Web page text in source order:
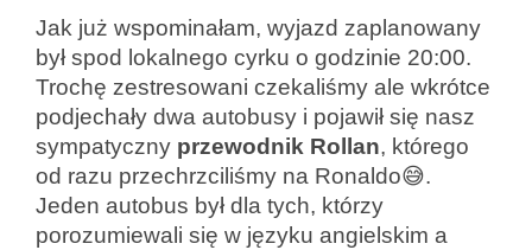
Jak już wspominałam, wyjazd zaplanowany
był spod lokalnego cyrku o godzinie 20:00.
Trochę zestresowani czekaliśmy ale wkrótce
podjechały dwa autobusy i pojawił się nasz
sympatyczny przewodnik Rollan, którego
od razu przechrzciliśmy na Ronaldo😅.
Jeden autobus był dla tych, którzy
porozumiewali się w języku angielskim a